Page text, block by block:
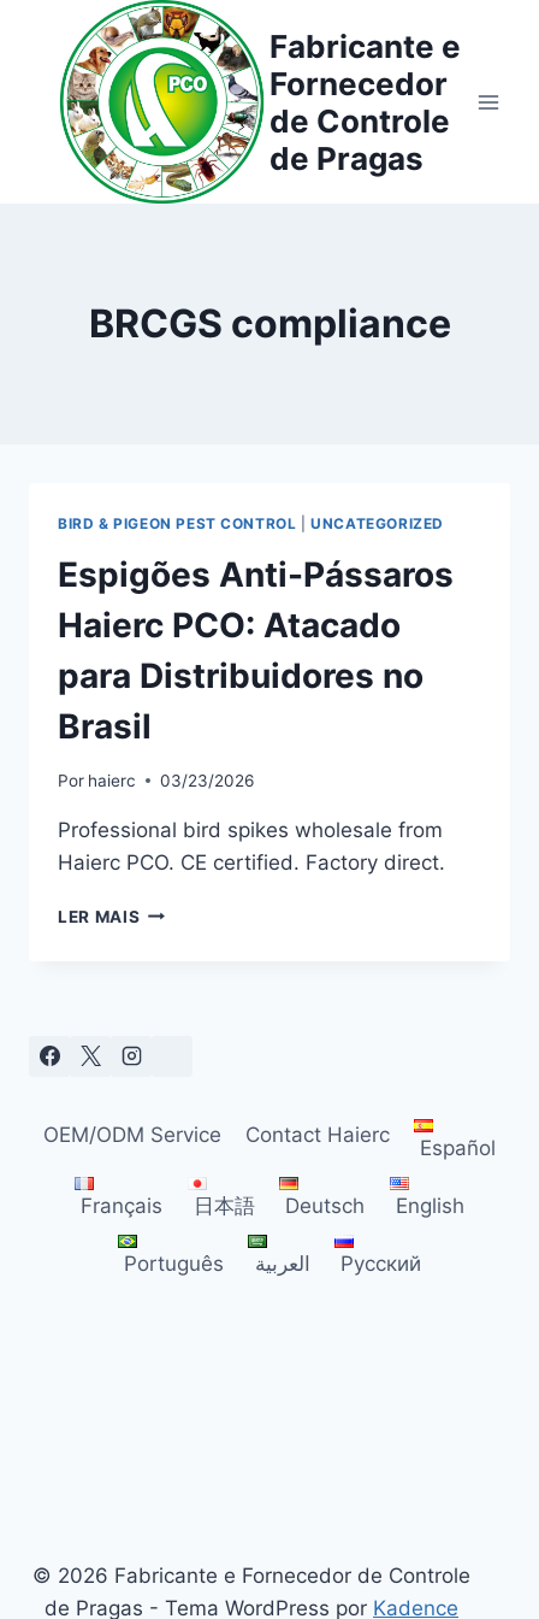
Conteúdo
Fabricante e
Fornecedor
de Controle
de Pragas
BRCGS compliance
BIRD & PIGEON PEST CONTROL |UNCATEGORIZED
Espigões Anti-Pássaros
Haierc PCO: Atacado
para Distribuidores no
Brasil
Por haierc 03/23/2026
Professional bird spikes wholesale from
Haierc PCO. CE certified. Factory direct.
LER MAIS ESPIGÕES
PARA
BRASIL
OEM/ODM Service Contact Haierc
Español
Français 日本語 Deutsch English
Português العربية Русский
© 2026 Fabricante e Fornecedor de Controle
de Pragas - Tema WordPress por Kadence